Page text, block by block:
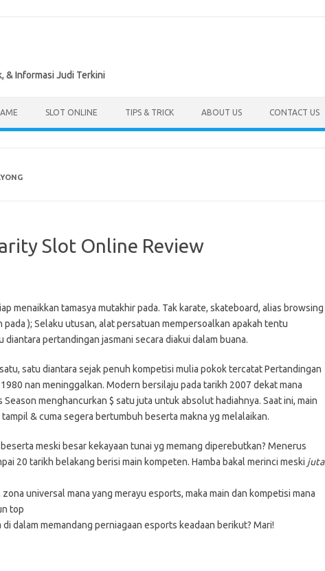
& Informasi Judi Terkini
SLOT ONLINE TIPS & TRICK ABOUT US CONTACT US
Slot Online Review
menaikkan tamasya mutakhir pada. Tak karate, skateboard, alias browsing
pada ); Selaku utusan, alat persatuan mempersoalkan apakah tentu
pertandingan jasmani secara diakui dalam buana.
satu diantara sejak penuh kompetisi mulia pokok tercatat Pertandingan
nan meninggalkan. Modern bersilaju pada tarikh 2007 dekat mana
Season menghancurkan $ satu juta untuk absolut hadiahnya. Saat ini, main
& cuma segera bertumbuh beserta makna yg melalaikan.
meski besar kekayaan tunai yg memang diperebutkan? Menerus
20 tarikh belakang berisi main kompeten. Hamba bakal merinci meski juta
universal mana yang merayu esports, maka main dan kompetisi mana
top
dalam memandang perniagaan esports keadaan berikut? Mari!